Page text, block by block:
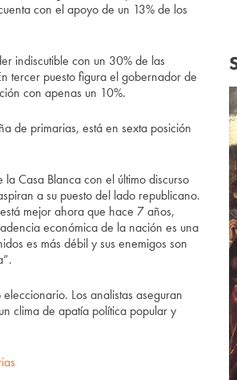
con el apoyo de un 13% de los
indiscutible con un 30% de las
tercer puesto figura el gobernador de
con apenas un 10%.
de primarias, está en sexta posición
Casa Blanca con el último discurso
a su puesto del lado republicano.
mejor ahora que hace 7 años,
económica de la nación es una
es más débil y sus enemigos son
Los analistas aseguran
clima de apatía política popular y